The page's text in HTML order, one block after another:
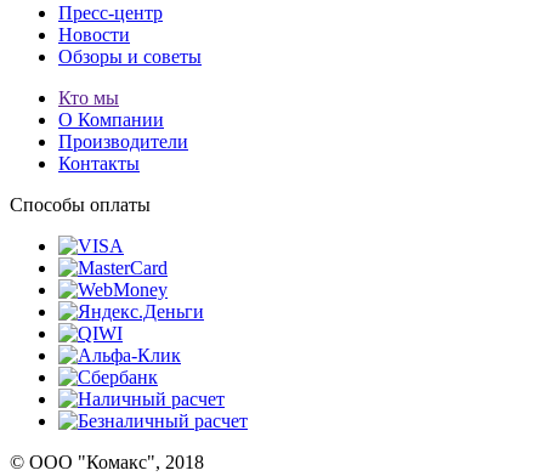
Пресс-центр
Новости
Обзоры и советы
Кто мы
О Компании
Производители
Контакты
Способы оплаты
© ООО "Комакс", 2018